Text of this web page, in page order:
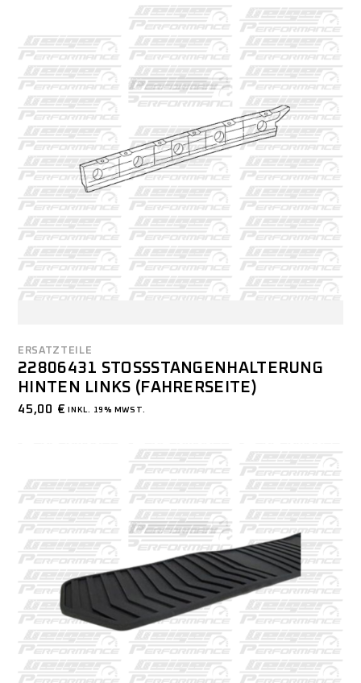
ERSATZTEILE
22806431 STOSSSTANGENHALTERUNG H
INTEN LINKS (FAHRERSEITE)
45,00 € INKL. 19% MWST.